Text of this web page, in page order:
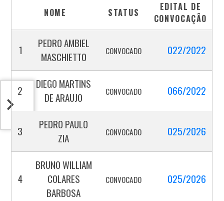
NOME STATUS
EDITAL DE
CONVOCAÇÃO
1
PEDRO AMBIEL
MASCHIETTO
CONVOCADO 022/2022
2
DIEGO MARTINS
DE ARAUJO
CONVOCADO 066/2022
3
PEDRO PAULO
ZIA
CONVOCADO 025/2026
4
BRUNO WILLIAM
COLARES
BARBOSA
CONVOCADO 025/2026